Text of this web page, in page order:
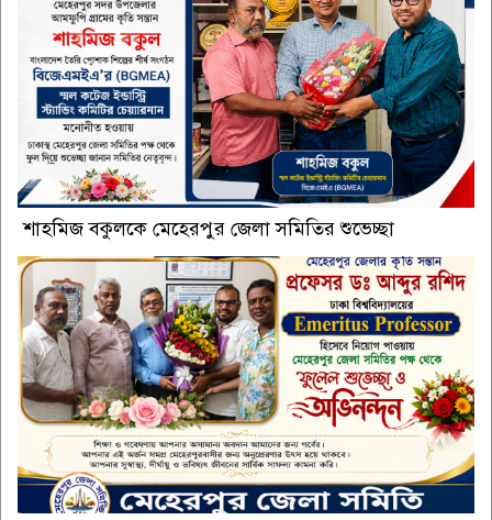
শাহমিজ বকুলকে মেহেরপুর জেলা সমিতির শুভেচ্ছা